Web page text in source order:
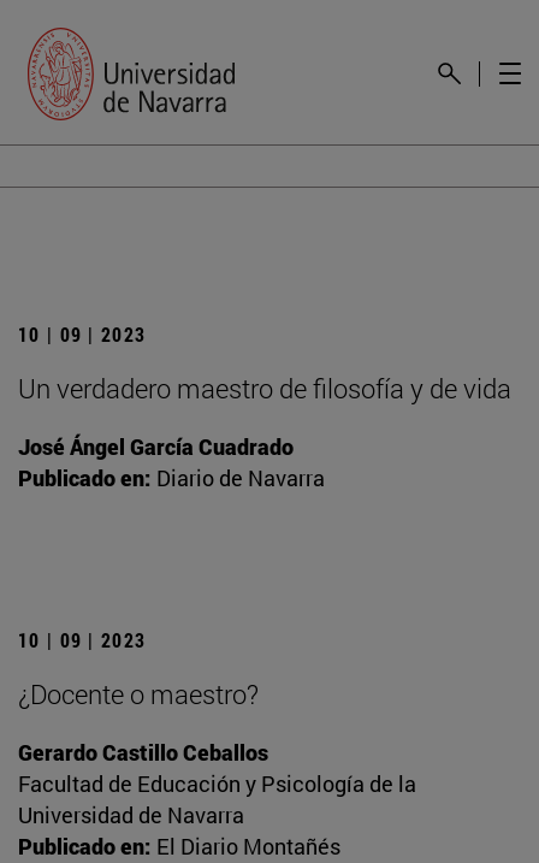
10 | 09 | 2023
Un verdadero maestro de filosofía y de vida
José Ángel García Cuadrado
Publicado en: Diario de Navarra
10 | 09 | 2023
¿Docente o maestro?
Gerardo Castillo Ceballos
Facultad de Educación y Psicología de la
Universidad de Navarra
Publicado en: El Diario Montañés